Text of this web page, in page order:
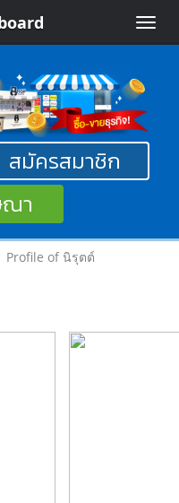
Toggle
สมัครสมาชิก
ณา
Profile of นิรุตต์